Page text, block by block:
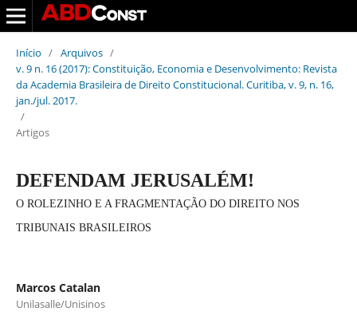
Início / Arquivos /
v. 9 n. 16 (2017): Constituição, Economia e Desenvolvimento: Revista
da Academia Brasileira de Direito Constitucional. Curitiba, v. 9, n. 16,
jan./jul. 2017.
/
Artigos
DEFENDAM JERUSALÉM!
O ROLEZINHO E A FRAGMENTAÇÃO DO DIREITO NOS
TRIBUNAIS BRASILEIROS
Marcos Catalan
Unilasalle/Unisinos